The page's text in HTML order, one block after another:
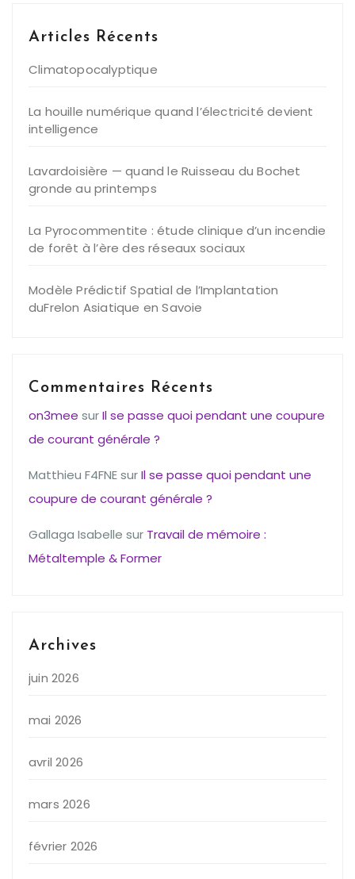
Articles Récents
Climatopocalyptique
La houille numérique quand l’électricité devient
intelligence
Lavardoisière — quand le Ruisseau du Bochet
gronde au printemps
La Pyrocommentite : étude clinique d’un incendie
de forêt à l’ère des réseaux sociaux
Modèle Prédictif Spatial de l’Implantation
duFrelon Asiatique en Savoie
Commentaires Récents
on3mee surIl se passe quoi pendant une coupure
de courant générale ?
Matthieu F4FNEsurIl se passe quoi pendant une
coupure de courant générale ?
Gallaga Isabelle sur Travail de mémoire :
Métaltemple & Former
Archives
juin 2026
mai 2026
avril 2026
mars 2026
février 2026